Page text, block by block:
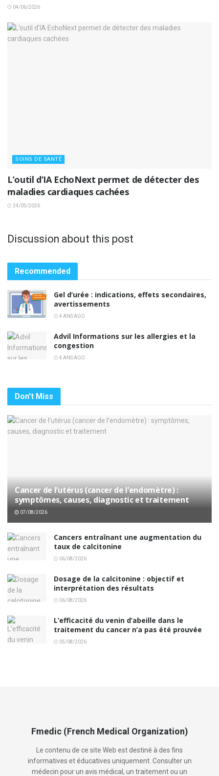
04/06/2026
SOINS DE SANTÉ
L’outil d’IA EchoNext permet de détecter des
maladies cardiaques cachées
24/05/2026
Discussion about this post
Recommended
Gel d’urée : indications, effets secondaires,
avertissements
4 ANS AGO
Advil Informations sur les allergies et la
congestion
4 ANS AGO
Don't Miss
Cancer de l’utérus (cancer de l’endomètre) :
symptômes, causes, diagnostic et traitement
07/08/2026
Cancers entraînant une augmentation du
taux de calcitonine
06/08/2026
Dosage de la calcitonine : objectif et
interprétation des résultats
06/08/2026
L’efficacité du venin d’abeille dans le
traitement du cancer n’a pas été prouvée
05/08/2026
Fmedic (French Medical Organization)
Le contenu de ce site Web est destiné à des fins
informatives et éducatives uniquement. Consulter un
médecin pour un avis médical, un traitement ou un